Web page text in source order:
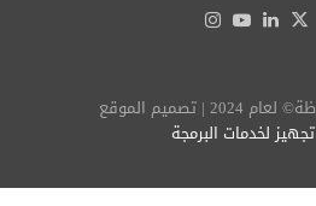
فيسبوك
‫X لينكدإن‫YouTube
كافة الحقوق محفوظة© لعام 2024 | تصميم الموقع
تجهيز لخدمات البرمجة